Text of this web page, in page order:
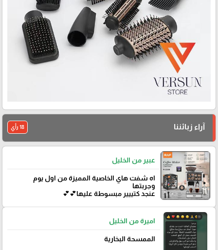
آراء زبائننا 18 رأي
عبير من الخليل
اه شفت هاي الخاصية المميزة من اول يوم
وجربتها
عنجد كتييير مبسوطة عليها💕💕
اميرة من الخليل
الممسحة البخارية